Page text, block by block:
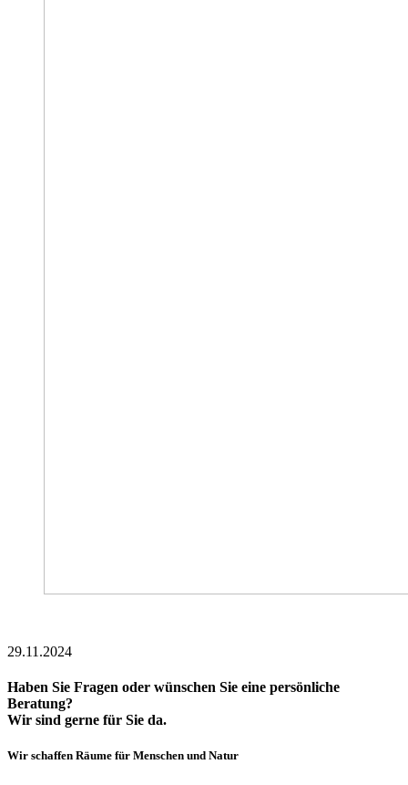
29.11.2024
Haben Sie Fragen oder wünschen Sie eine persönliche
Beratung?
Wir sind gerne für Sie da.
Wir schaffen Räume für Menschen und Natur